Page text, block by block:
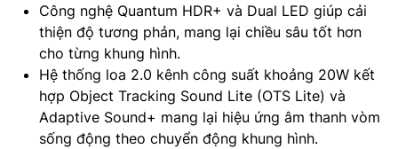
Công nghệ Quantum HDR+ và Dual LED giúp cải
thiện độ tương phản, mang lại chiều sâu tốt hơn
cho từng khung hình.
Hệ thống loa 2.0 kênh công suất khoảng 20W kết
hợp Object Tracking Sound Lite (OTS Lite) và
Adaptive Sound+ mang lại hiệu ứng âm thanh vòm
sống động theo chuyển động khung hình.